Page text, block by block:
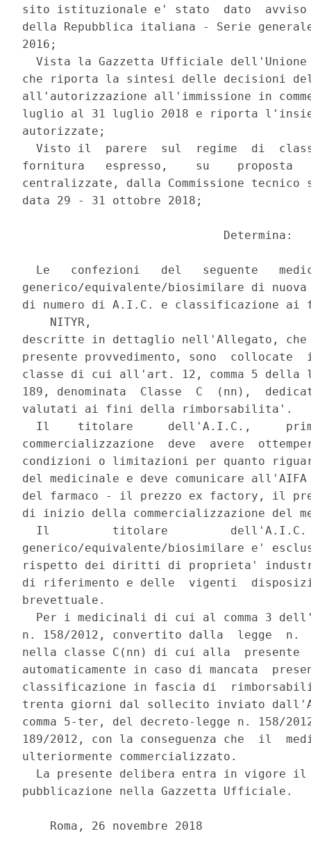
sito istituzionale e' stato  dato
della Repubblica italiana - Serie
2016;
Vista la Gazzetta Ufficiale
che riporta la sintesi delle decisioni
all'autorizzazione all'immissione in
luglio al 31 luglio 2018 e riporta
autorizzate;
Visto il  parere  sul  regime  di
fornitura   espresso,    su    proposta
centralizzate, dalla Commissione
data 29 - 31 ottobre 2018;
                             Determina:
Le   confezioni   del   seguente
generico/equivalente/biosimilare di
di numero di A.I.C. e classificazione
    NITYR,
descritte in dettaglio nell'Allegato,
presente provvedimento, sono
classe di cui all'art. 12, comma 5 della
189, denominata  Classe  C  (nn),
valutati ai fini della rimborsabilita'.
Il    titolare     dell'A.I.C.,
commercializzazione  deve  avere
condizioni o limitazioni per quanto
del medicinale e deve comunicare
del farmaco - il prezzo ex factory, il
di inizio della commercializzazione del
Il         titolare
generico/equivalente/biosimilare e'
rispetto dei diritti di proprieta'
di riferimento e delle  vigenti
brevettuale.
Per i medicinali di cui al comma 3
n. 158/2012, convertito dalla  legge  n.
nella classe C(nn) di cui alla  presente
automaticamente in caso di mancata
classificazione in fascia di
trenta giorni dal sollecito inviato
comma 5-ter, del decreto-legge n. 158/
189/2012, con la conseguenza che  il
ulteriormente commercializzato.
La presente delibera entra in vigore
pubblicazione nella Gazzetta Ufficiale.
    Roma, 26 novembre 2018